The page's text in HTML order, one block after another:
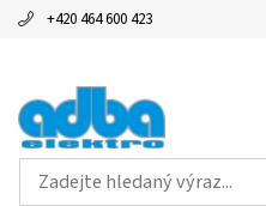
+420 464 600 423